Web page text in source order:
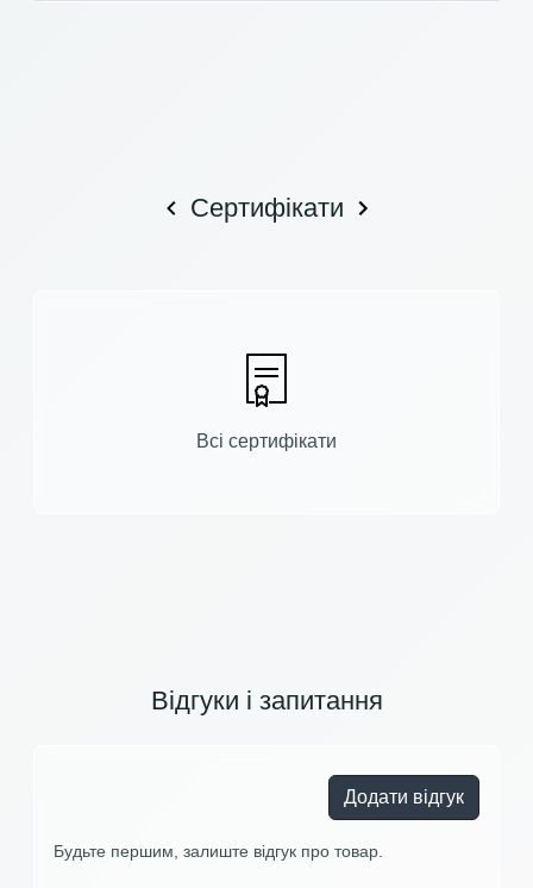
Сертифікати
Всі сертифікати
Відгуки і запитання
Додати відгук
Будьте першим, залиште відгук про товар.